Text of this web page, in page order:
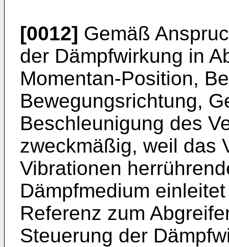
[0012] Gemäß
der Dämpfwirkung in
Momentan-Position,
Bewegungsrichtung,
Beschleunigung des
zweckmäßig, weil das
Vibrationen
Dämpfmedium
Referenz zum
Steuerung der